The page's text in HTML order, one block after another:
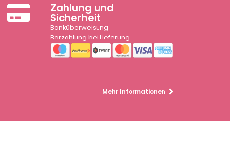
Zahlung und
Sicherheit
Banküberweisung
Barzahlung bei Lieferung
Mehr Informationen